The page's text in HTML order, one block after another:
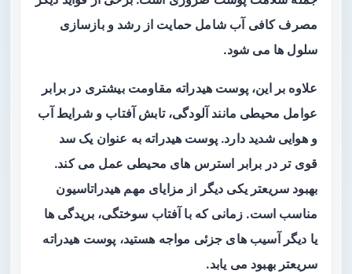
مصرف کافی آب شامل حمایت از رشد و بازسازی
سلول ها می شود.
علاوه بر این، پوست هیدراته مقاومت بیشتری در برابر
عوامل محیطی مانند آلودگی، تابش آفتاب و شرایط آب
و هوایی شدید دارد. پوست هیدراته به عنوان یک سد
قوی‌ تر در برابر استرس‌ های محیطی عمل می‌ کند.
بهبود سریعتر یکی دیگر از مزایای مهم هیدراتاسیون
مناسب است. زمانی که با آفتاب‌ سوختگی، بریدگی‌ ها
یا دیگر آسیب‌ های جزئی مواجه هستید، پوست هیدراته
سریعتر بهبود می‌ یابد.